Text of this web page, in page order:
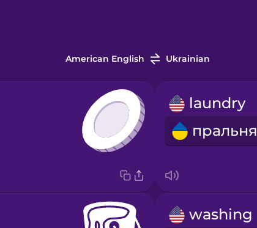
American English Ukrainian
laundry
пральня